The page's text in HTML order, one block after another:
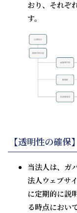
おり、それぞ
す。
【透明性の確保】
当法人は、ガ
法人ウェブサ
に定期的に説
る時点におい